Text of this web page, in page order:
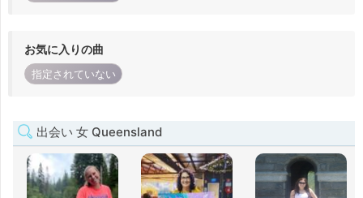
お気に入りの曲
指定されていない
出会い 女 Queensland